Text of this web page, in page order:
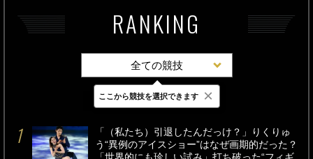
RANKING
全ての競技
最新 24時間 週間
「（私たち）引退したんだっけ？」りくりゅ
う“異例のアイスショー”はなぜ画期的だった？
ここから競技を選択できます ×